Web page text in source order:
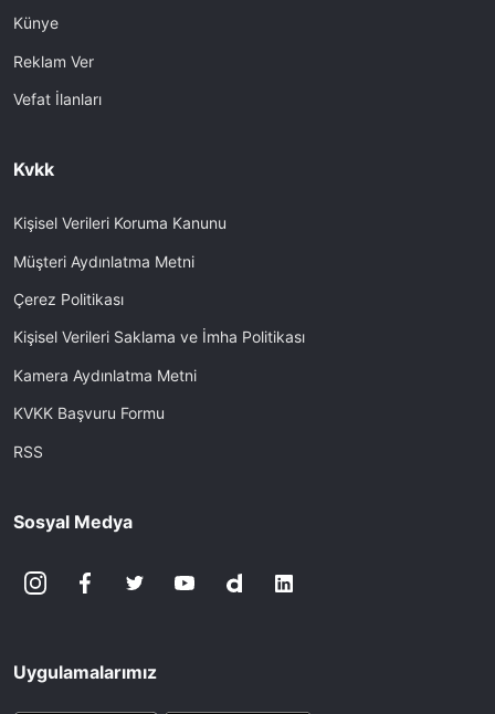
Künye
Reklam Ver
Vefat İlanları
Kvkk
Kişisel Verileri Koruma Kanunu
Müşteri Aydınlatma Metni
Çerez Politikası
Kişisel Verileri Saklama ve İmha Politikası
Kamera Aydınlatma Metni
KVKK Başvuru Formu
RSS
Sosyal Medya
Uygulamalarımız